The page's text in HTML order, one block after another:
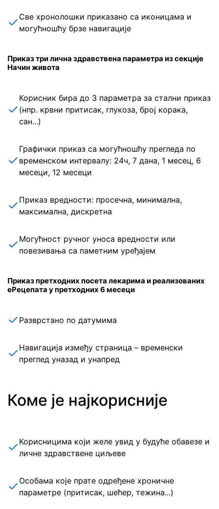
Све хронолошки приказано са иконицама и
могућношћу брзе навигације
Приказ три лична здравствена параметра из секције
Начин живота
Корисник бира до 3 параметра за стални приказ
(нпр. крвни притисак, глукоза, број корака,
сан...)
Графички приказ са могућношћу прегледа по
временском интервалу: 24ч, 7 дана, 1 месец, 6
месеци, 12 месеци
Приказ вредности: просечна, минимална,
максимална, дискретна
Могућност ручног уноса вредности или
повезивања са паметним уређајем
Приказ претходних посета лекарима и реализованих
еРецепата у претходних 6 месеци
Разврстано по датумима
Навигација између страница – временски
преглед уназад и унапред
Коме је најкорисније
Корисницима који желе увид у будуће обавезе и
личне здравствене циљеве
Особама које прате одређене хроничне
параметре (притисак, шећер, тежина...)